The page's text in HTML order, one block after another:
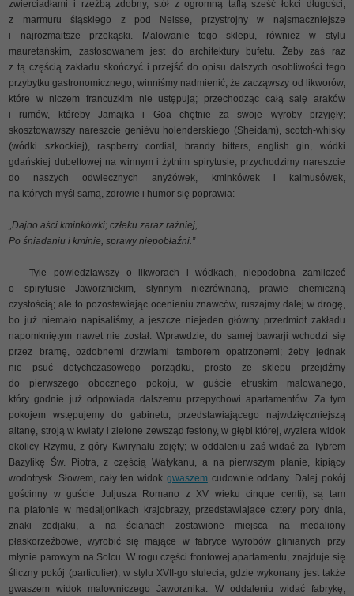
zwierciadłami i rzeźbą zdobny, stół z ogromną taflą sześć łokci długości,
z marmuru śląskiego z pod Neisse, przystrojny w najsmaczniejsze
i najrozmaitsze przekąski. Malowanie tego sklepu, również w stylu
mauretańskim, zastosowanem jest do architektury bufetu. Żeby zaś raz
z tą częścią zakładu skończyć i przejść do opisu dalszych osobliwości tego
przybytku gastronomicznego, winniśmy nadmienić, że zacząwszy od likworów,
które w niczem francuzkim nie ustępują; przechodząc całą salę araków
i rumów, któreby Jamajka i Goa chętnie za swoje wyroby przyjęły;
skosztowawszy nareszcie genièvu holenderskiego (Sheidam), scotch-whisky
(wódki szkockiej), raspberry cordial, brandy bitters, english gin, wódki
gdańskiej dubeltowej na winnym i żytnim spirytusie, przychodzimy nareszcie
do naszych odwiecznych anyżówek, kminkówek i kalmusówek,
na których myśl samą, zdrowie i humor się poprawia:
„Dajno aści kminkówki; człeku zaraz raźniej,
Po śniadaniu i kminie, sprawy niepobłaźni.”
Tyle powiedziawszy o likworach i wódkach, niepodobna zamilczeć
o spirytusie Jaworznickim, słynnym niezrównaną, prawie chemiczną
czystością; ale to pozostawiając ocenieniu znawców, ruszajmy dalej w drogę,
bo już niemało napisaliśmy, a jeszcze niejeden główny przedmiot zakładu
napomkniętym nawet nie został. Wprawdzie, do samej bawarji wchodzi się
przez bramę, ozdobnemi drzwiami tamborem opatrzonemi; żeby jednak
nie psuć dotychczasowego porządku, prosto ze sklepu przejdźmy
do pierwszego obocznego pokoju, w guście etruskim malowanego,
który godnie już odpowiada dalszemu przepychowi apartamentów. Za tym
pokojem wstępujemy do gabinetu, przedstawiającego najwdzięczniejszą
altanę, stroją w kwiaty i zielone zewsząd festony, w głębi której, wyziera widok
okolicy Rzymu, z góry Kwirynału zdjęty; w oddaleniu zaś widać za Tybrem
Bazylikę Św. Piotra, z częścią Watykanu, a na pierwszym planie, kipiący
wodotrysk. Słowem, cały ten widok gwaszem cudownie oddany. Dalej pokój
gościnny w guście Juljusza Romano z XV wieku cinque centi); są tam
na plafonie w medaljonikach krajobrazy, przedstawiające cztery pory dnia,
znaki zodjaku, a na ścianach zostawione miejsca na medaliony
płaskorzeźbowe, wyrobić się mające w fabryce wyrobów glinianych przy
młynie parowym na Solcu. W rogu części frontowej apartamentu, znajduje się
śliczny pokój (particulier), w stylu XVII-go stulecia, gdzie wykonany jest także
gwaszem widok malowniczego Jaworznika. W oddaleniu widać fabrykę,